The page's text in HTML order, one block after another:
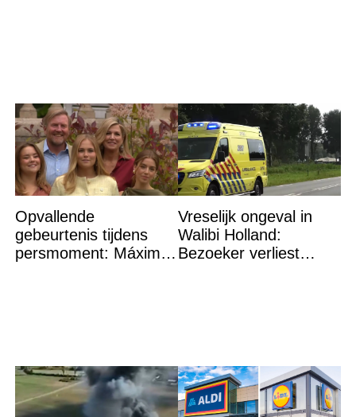
Opvallende
gebeurtenis tijdens
persmoment: Máxima
Vreselijk ongeval in
Walibi Holland:
Bezoeker verliest